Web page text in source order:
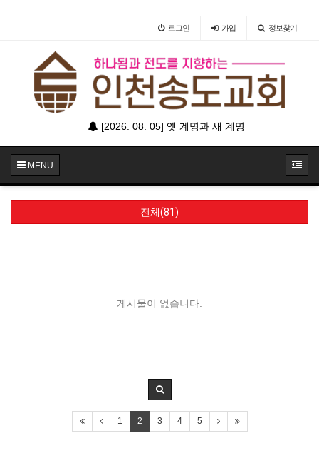
로그인 가입 정보찾기
[2026. 08. 05] 옛 계명과 새 계명
MENU
전체(81)
게시물이 없습니다.
1 2 3 4 5